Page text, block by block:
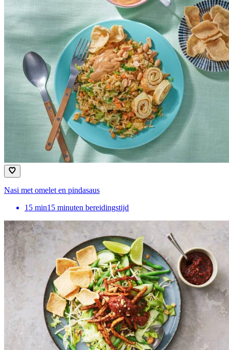
Nasi met omelet en pindasaus
15 min15 minuten bereidingstijd